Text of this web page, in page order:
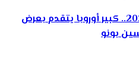
بعد تألقه في كأس العالم 2026.. كبير أوروبا يتقدم بعرض
بونو